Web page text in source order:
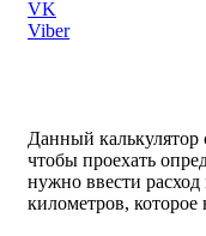
VK
Viber
Данный калькулятор
чтобы проехать
нужно ввести
километров, которое